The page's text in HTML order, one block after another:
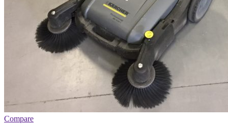
Compare